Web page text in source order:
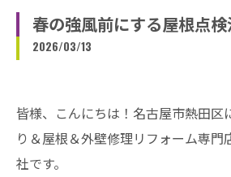
春の強風前にする屋根点
2026/03/13
皆様、こんにちは！名古屋市熱田区
り＆屋根＆外壁修理リフォーム専門
社です。